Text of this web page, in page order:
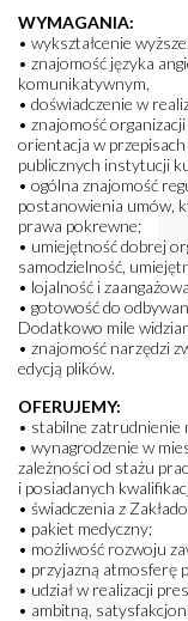
WYMAGANIA:
• wykształcenie
• znajomość języka
komunikatywnym,
• doświadczenie w
• znajomość
orientacja w
publicznych instytucji
• ogólna znajomość
postanowienia umów,
prawa pokrewne;
• umiejętność dobrej
samodzielność,
• lojalność i
• gotowość do
Dodatkowo mile
• znajomość narzędzi
edycją plików.
OFERUJEMY:
• stabilne zatrudnienie
• wynagrodzenie w
zależności od stażu
i posiadanych
• świadczenia z
• pakiet medyczny;
• możliwość rozwoju
• przyjazną atmosferę
• udział w realizacji
• ambitną,